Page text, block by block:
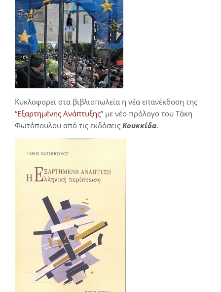
Κυκλοφορεί στα βιβλιοπωλεία η νέα επανέκδοση της
“Εξαρτημένης Ανάπτυξης” με νέο πρόλογο του Τάκη
Φωτόπουλου από τις εκδόσεις Κουκκίδα.